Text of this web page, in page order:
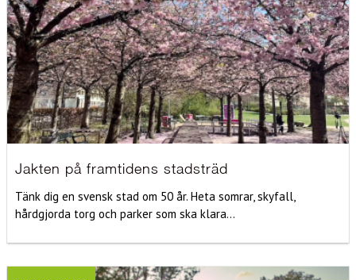
Jakten på framtidens stadsträd
Tänk dig en svensk stad om 50 år. Heta somrar, skyfall,
hårdgjorda torg och parker som ska klara...